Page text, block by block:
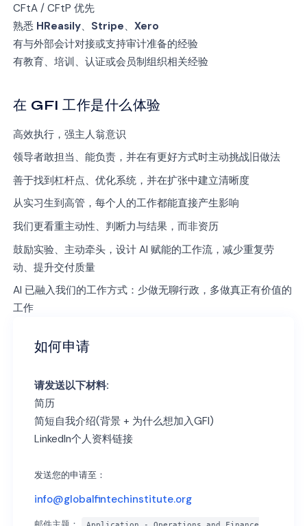
CFtA / CFtP 优先
熟悉 HReasily、 Stripe、Xero
有与外部会计对接或支持审计准备的经验
有教育、培训、认证或会员制组织相关经验
如何申请
请发送以下材料:
简历
简短自我介绍(背景 + 为什么想加入GFI)
LinkedIn个人资料链接
发送您的申请至：
info@globalfintechinstitute.org
在 GFI 工作是什么体验
高效执行，强主人翁意识
领导者敢担当、能负责，并在有更好方式时主动挑战旧做法
善于找到杠杆点、优化系统，并在扩张中建立清晰度
从实习生到高管，每个人的工作都能直接产生影响
我们更看重主动性、判断力与结果，而非资历
鼓励实验、主动牵头，设计 AI 赋能的工作流，减少重复劳
动、提升交付质量
AI 已融入我们的工作方式：少做无聊行政，多做真正有价值的
工作